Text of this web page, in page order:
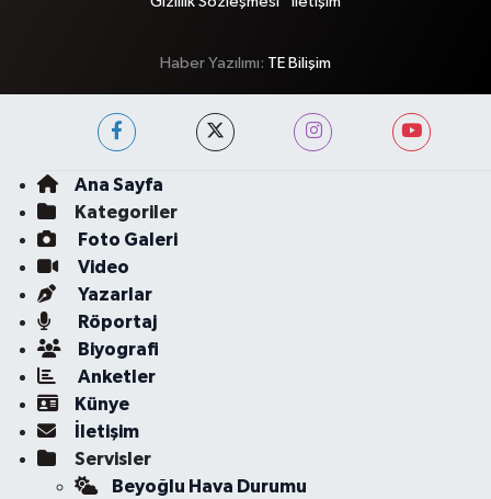
Haber Yazılımı: TE Bilişim
Ana Sayfa
Kategoriler
Foto Galeri
Video
Yazarlar
Röportaj
Biyografi
Anketler
Künye
İletişim
Servisler
Beyoğlu Hava Durumu